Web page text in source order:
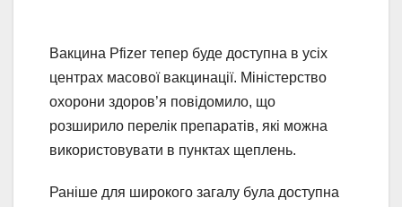
Вакцина Pfizer тепер буде доступна в усіх
центрах масової вакцинації. Міністерство
охорони здоров’я повідомило, що
розширило перелік препаратів, які можна
використовувати в пунктах щеплень.
Раніше для широкого загалу була доступна